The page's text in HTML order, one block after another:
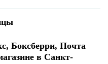
Боксберри, Почта
в Санкт-